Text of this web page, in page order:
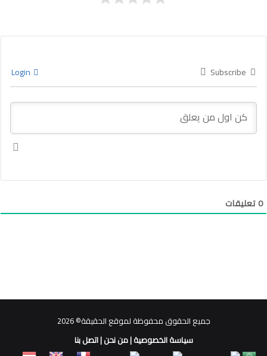
Subscribe
0تعليقات
جميع الحقوق محفوظة لموقع الحقيقة© 2026
سياسة الخصوصية|من نحن|اتصل بنا